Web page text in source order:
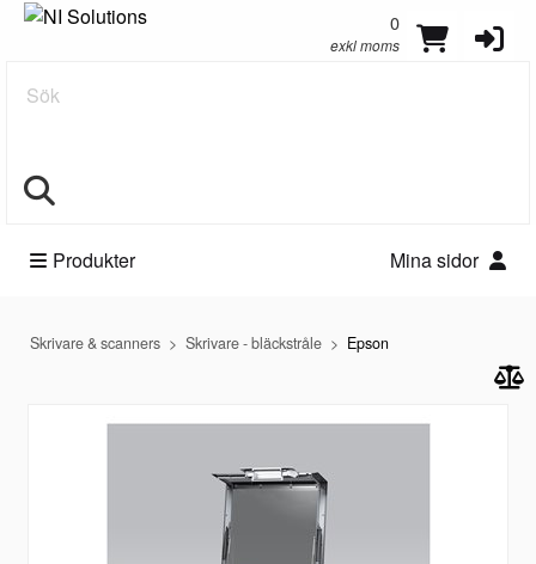
0
exkl moms
Sök
Produkter Mina sidor
Skrivare & scanners Skrivare - bläckstråle Epson